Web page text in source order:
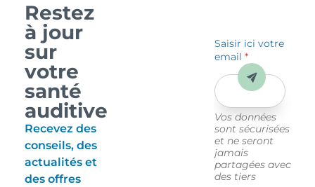
Restez
à jour
sur
votre
santé
auditive
Recevez des
conseils, des
actualités et
des offres
Saisir ici votre
email*
Vos données
sont sécurisées
et ne seront
jamais
partagées avec
des tiers
Envoyer